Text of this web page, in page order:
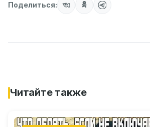
Поделиться:
Читайте также